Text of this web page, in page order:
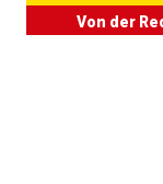
Von der